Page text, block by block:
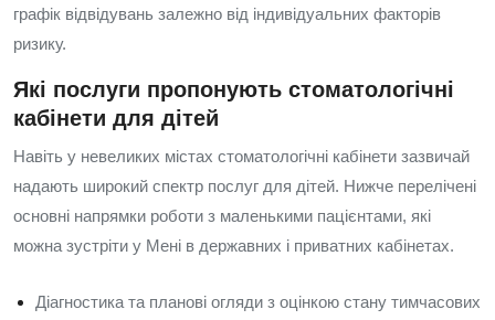
графік відвідувань залежно від індивідуальних факторів
ризику.
Які послуги пропонують стоматологічні
кабінети для дітей
Навіть у невеликих містах стоматологічні кабінети зазвичай
надають широкий спектр послуг для дітей. Нижче перелічені
основні напрямки роботи з маленькими пацієнтами, які
можна зустріти у Мені в державних і приватних кабінетах.
Діагностика та планові огляди з оцінкою стану тимчасових